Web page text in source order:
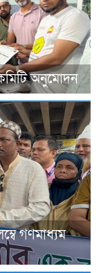
অনুমোদন
গণমাধ্যম